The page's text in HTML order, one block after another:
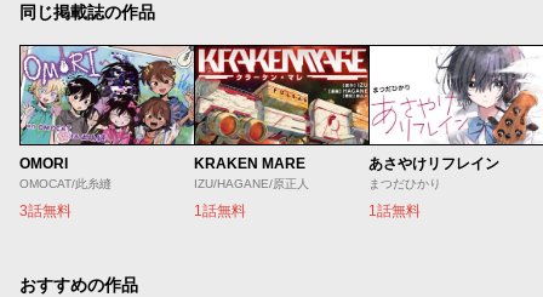
同じ掲載誌の作品
OMORI
OMOCAT/此糸縫
3話無料
KRAKEN MARE
IZU/HAGANE/原正人
1話無料
あさやけリフレイン
まつだひかり
1話無料
おすすめの作品